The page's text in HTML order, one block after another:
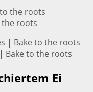
the roots
Bake to the roots
Ei